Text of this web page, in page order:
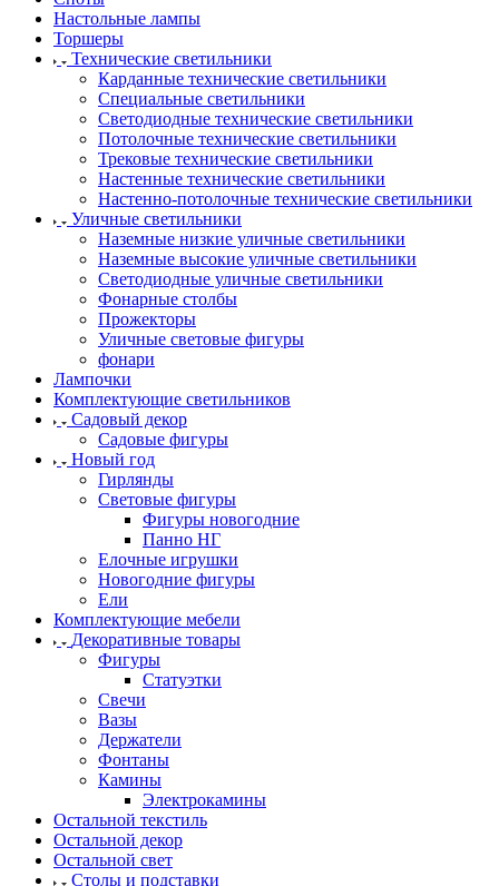
Настольные лампы
Торшеры
Технические светильники
Карданные технические светильники
Специальные светильники
Светодиодные технические светильники
Потолочные технические светильники
Трековые технические светильники
Настенные технические светильники
Настенно-потолочные технические светильники
Уличные светильники
Наземные низкие уличные светильники
Наземные высокие уличные светильники
Светодиодные уличные светильники
Фонарные столбы
Прожекторы
Уличные световые фигуры
фонари
Лампочки
Комплектующие светильников
Садовый декор
Садовые фигуры
Новый год
Гирлянды
Световые фигуры
Фигуры новогодние
Панно НГ
Елочные игрушки
Новогодние фигуры
Ели
Комплектующие мебели
Декоративные товары
Фигуры
Статуэтки
Свечи
Вазы
Держатели
Фонтаны
Камины
Электрокамины
Остальной текстиль
Остальной декор
Остальной свет
Столы и подставки